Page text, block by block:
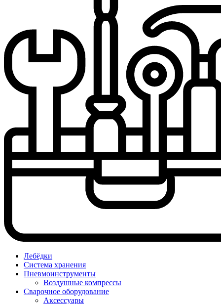
Лебёдки
Система хранения
Пневмоинструменты
Воздушные компрессы
Сварочное оборудование
Аксессуары